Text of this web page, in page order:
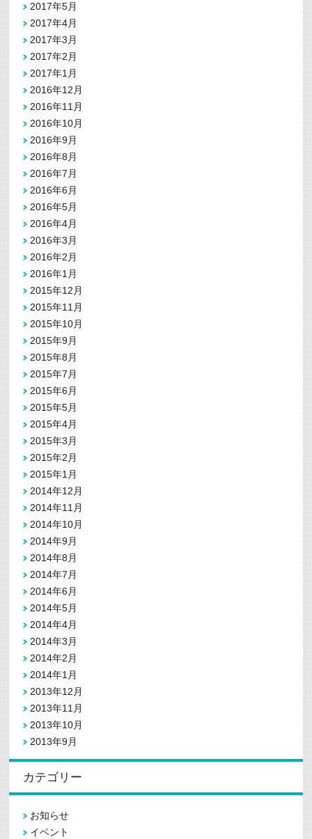
2017年5月
2017年4月
2017年3月
2017年2月
2017年1月
2016年12月
2016年11月
2016年10月
2016年9月
2016年8月
2016年7月
2016年6月
2016年5月
2016年4月
2016年3月
2016年2月
2016年1月
2015年12月
2015年11月
2015年10月
2015年9月
2015年8月
2015年7月
2015年6月
2015年5月
2015年4月
2015年3月
2015年2月
2015年1月
2014年12月
2014年11月
2014年10月
2014年9月
2014年8月
2014年7月
2014年6月
2014年5月
2014年4月
2014年3月
2014年2月
2014年1月
2013年12月
2013年11月
2013年10月
2013年9月
カテゴリー
お知らせ
イベント